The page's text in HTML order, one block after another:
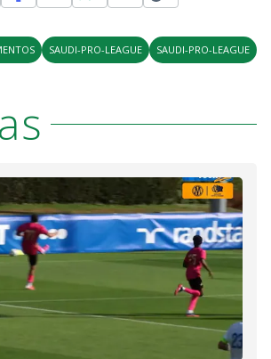
SAUDI-PRO-LEAGUE SAUDI-PRO-LEAGUE